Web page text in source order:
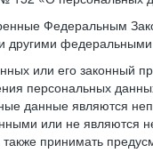
Федеральным
другими
или его законный
персональных
данные являются
или не являются
также принимать